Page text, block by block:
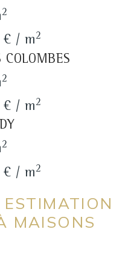
2
€ / m2
2
€ / m2
2
€ / m2
MAISONS